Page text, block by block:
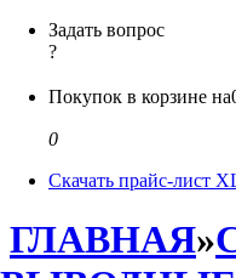
Задать вопрос
?
Покупок в корзине на
0
Скачать прайс-лист
ГЛАВНАЯ»